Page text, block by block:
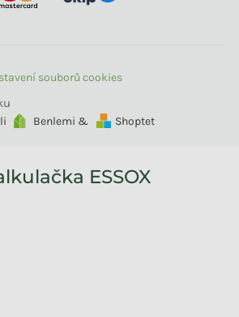
Benlemi & Shoptet
ESSOX